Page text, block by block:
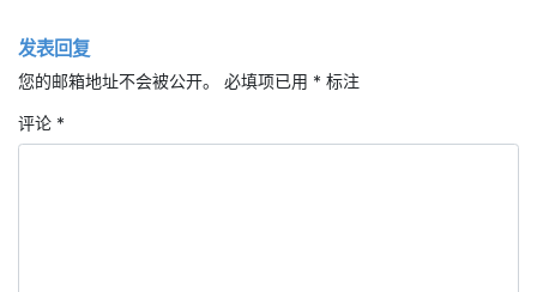
发表回复
您的邮箱地址不会被公开。 必填项已用 * 标注
评论 *